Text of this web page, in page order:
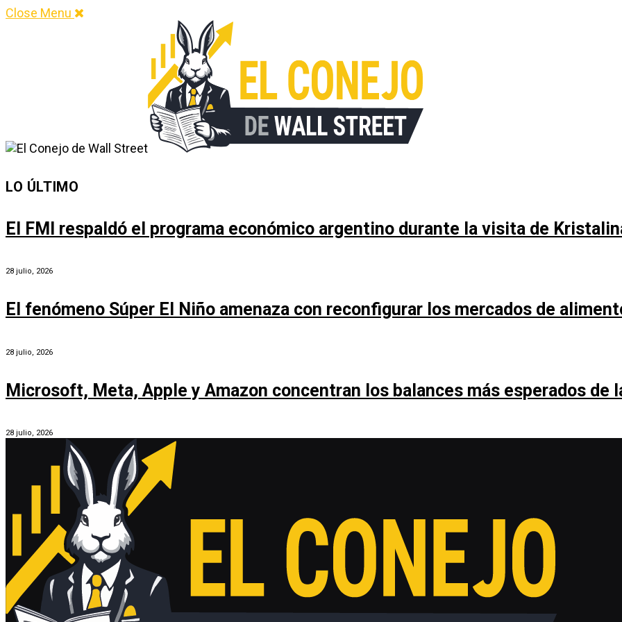
Close Menu
LO ÚLTIMO
El FMI respaldó el programa económico argentino durante la visita de
28 julio, 2026
El fenómeno Súper El Niño amenaza con reconfigurar los mercados de
28 julio, 2026
Microsoft, Meta, Apple y Amazon concentran los balances más esperados de
28 julio, 2026